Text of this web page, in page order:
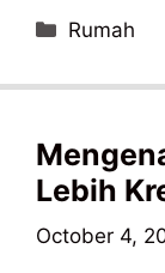
Categories
Rumah
Lebih
October 4,